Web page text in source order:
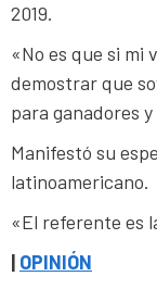
2019.
«No es que si mi
demostrar que
para ganadores
Manifestó su
latinoamericano.
«El referente es
| OPINIÓN